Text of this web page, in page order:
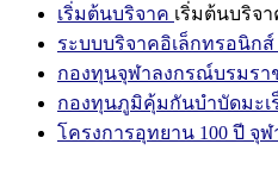
เริ่มต้นบริจาค เริ่มต้นบริจา
ระบบบริจาคอิเล็กทรอนิกส์
กองทุนจุฬาลงกรณ์บรมรา
กองทุนภูมิคุ้มกันบำบัดมะเ
โครงการอุทยาน 100 ปี จุ